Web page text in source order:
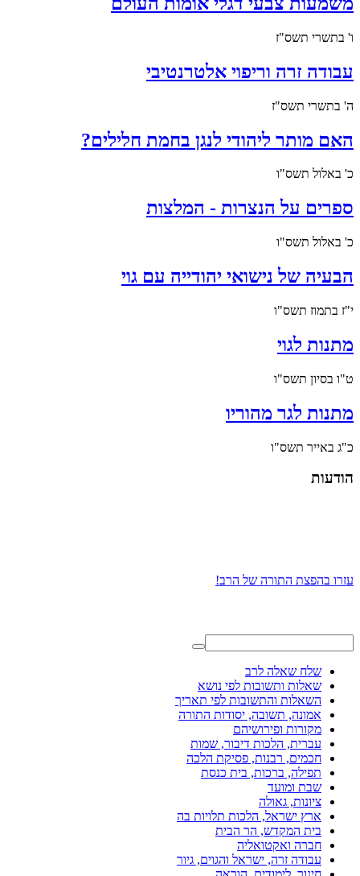
ו' בתשרי תשס"ז
עבודה זרה וריפוי אלטרנטיבי
ה' בתשרי תשס"ז
האם מותר ליהודי לנגן בחמת חלילים?
כ' באלול תשס"ו
ספרים על הנצרות - המלצות
כ' באלול תשס"ו
הבעיה של נישואי יהודייה עם גוי
י"ז בתמוז תשס"ו
מתנות לגוי
ט"ו בסיון תשס"ו
מתנות לגר מהוריו
כ"ג באייר תשס"ו
הודעות
עזרו בהפצת התורה של הרב!
שלח שאלה לרב
שאלות ותשובות לפי נושא
השאלות והתשובות לפי תאריך
אמונה, תשובה, יסודות התורה
מקורות ופירושיהם
עברית, הלכות דיבור, שמות
חכמים, רבנות, פסיקת הלכה
תפילה, ברכות, בית כנסת
שבת ומועד
ציונות, גאולה
ארץ ישראל, הלכות תלויות בה
בית המקדש, הר הבית
חברה ואקטואליה
עבודה זרה, ישראל והגוים, גיור